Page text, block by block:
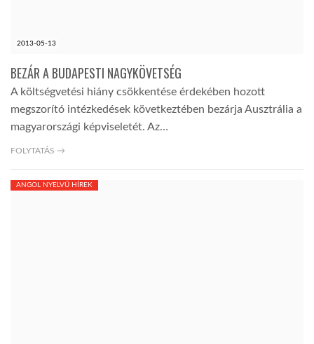
2013-05-13
BEZÁR A BUDAPESTI NAGYKÖVETSÉG
A költségvetési hiány csökkentése érdekében hozott
megszorító intézkedések következtében bezárja Ausztrália a
magyarországi képviseletét. Az…
FOLYTATÁS →
ANGOL NYELVŰ HÍREK